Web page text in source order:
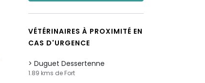
VÉTÉRINAIRES À PROXIMITÉ EN
CAS D'URGENCE
Duguet Dessertenne
1.89 kms de Fort